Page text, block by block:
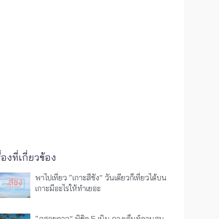
องที่เกี่ยวข้อง
พาไปเที่ยว “เกาะสีชัง” วันเดียวก็เที่ยวได้บน
เกาะมีอะไรให้ทำเยอะ